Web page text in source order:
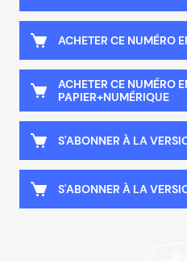
ACHETER CE NUMÉRO
ACHETER CE NUMÉRO
PAPIER+NUMÉRIQUE
S'ABONNER À LA
S'ABONNER À LA